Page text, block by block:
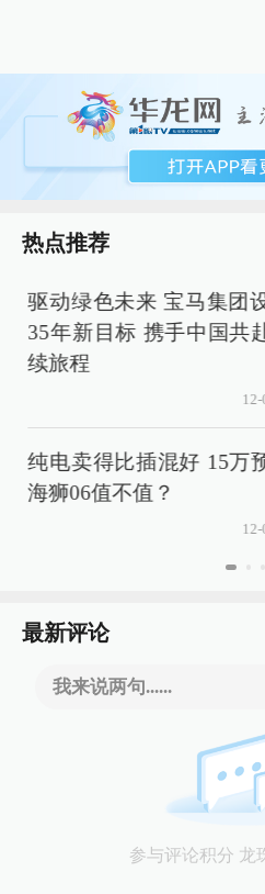
热点推荐
宝马集团设定20
携手中国共赴可持
混好 15万预算买
？
最新评论
我来说两句......
参与评论积分 龙